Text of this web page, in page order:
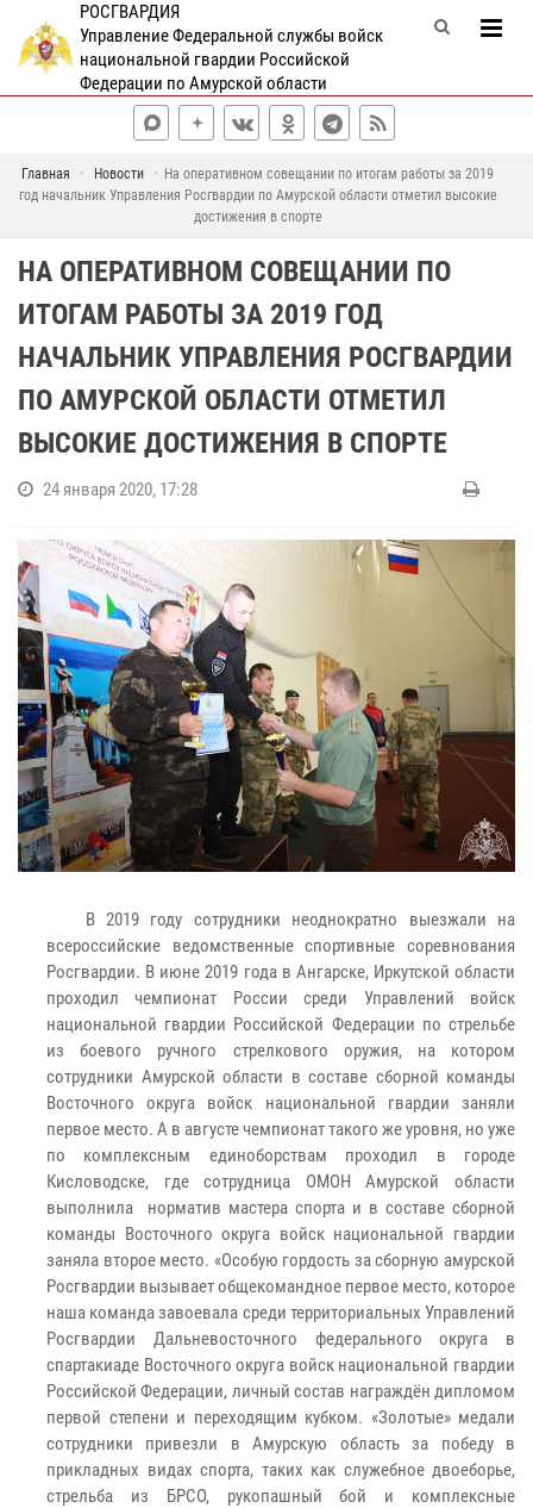
РОСГВАРДИЯ
Управление Федеральной службы войск
национальной гвардии Российской
Федерации по Амурской области
Главная Новости
На оперативном совещании по итогам работы за 2019
год начальник Управления Росгвардии по Амурской области отметил высокие
достижения в спорте
НА ОПЕРАТИВНОМ СОВЕЩАНИИ ПО
ИТОГАМ РАБОТЫ ЗА 2019 ГОД
НАЧАЛЬНИК УПРАВЛЕНИЯ РОСГВАРДИИ
ПО АМУРСКОЙ ОБЛАСТИ ОТМЕТИЛ
ВЫСОКИЕ ДОСТИЖЕНИЯ В СПОРТЕ
24 января 2020, 17:28
В 2019 году сотрудники неоднократно выезжали на
всероссийские ведомственные спортивные соревнования
Росгвардии. В июне 2019 года в Ангарске, Иркутской области
проходил чемпионат России среди Управлений войск
национальной гвардии Российской Федерации по стрельбе
из боевого ручного стрелкового оружия, на котором
сотрудники Амурской области в составе сборной команды
Восточного округа войск национальной гвардии заняли
первое место. А в августе чемпионат такого же уровня, но уже
по комплексным единоборствам проходил в городе
Кисловодске, где сотрудница ОМОН Амурской области
выполнила норматив мастера спорта и в составе сборной
команды Восточного округа войск национальной гвардии
заняла второе место. «Особую гордость за сборную амурской
Росгвардии вызывает общекомандное первое место, которое
наша команда завоевала среди территориальных Управлений
Росгвардии Дальневосточного федерального округа в
спартакиаде Восточного округа войск национальной гвардии
Российской Федерации, личный состав награждён дипломом
первой степени и переходящим кубком. «Золотые» медали
сотрудники привезли в Амурскую область за победу в
прикладных видах спорта, таких как служебное двоеборье,
стрельба из БРСО, рукопашный бой и комплексные